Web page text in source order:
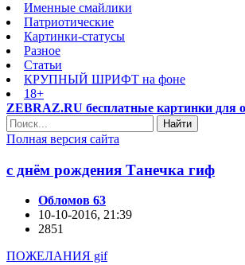
Именные смайлики
Патриотические
Картинки-статусы
Разное
Cтатьи
КРУПНЫЙ ШРИФТ на фоне
18+
ZEBRAZ.RU бесплатные картинки для
Найти
Полная версия сайта
с днём рождения Танечка гиф
Обломов 63
10-10-2016, 21:39
2851
ПОЖЕЛАНИЯ gif